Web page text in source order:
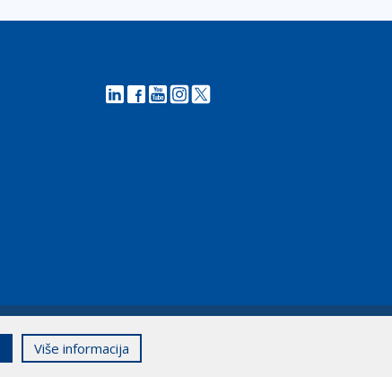
Više informacija